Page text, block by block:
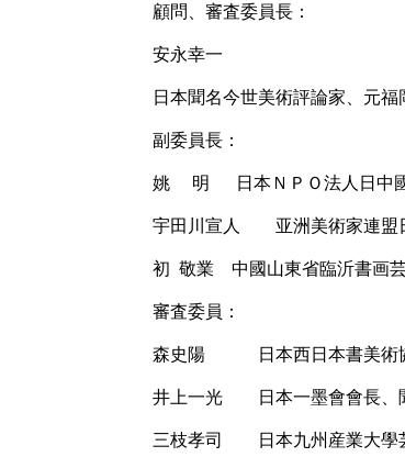
顧問、審査委員長：
安永幸一
日本聞名今世美術評論家、元
副委員長：
姚 明 日本ＮＰＯ法人日中國
宇田川宣人 亚洲美術家連盟日
初 敬業 中國山東省臨沂書画
審査委員：
森史陽 日本西日本書美術協
井上一光 日本一墨會會長、
三枝孝司 日本九州産業大學芸